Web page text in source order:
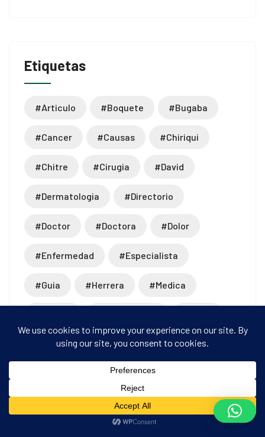
Etiquetas
#articulo #boquete #bugaba
#cancer #causas #chiriqui
#chitre #cirugia #david
#dermatologia #directorio
#doctor #doctora #dolor
#enfermedad #especialista
#guia #herrera #medica
#obstetricia #ortopedia
#pediatra
#que